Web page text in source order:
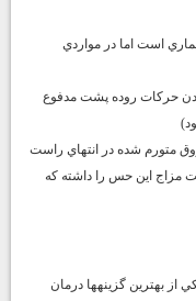
است اما در مواردي
حركات روده پشت مدفوع
متورم شده در انتهاي راست
مزاج اين حس را داشته كه
از بهترين گزينهها درمان